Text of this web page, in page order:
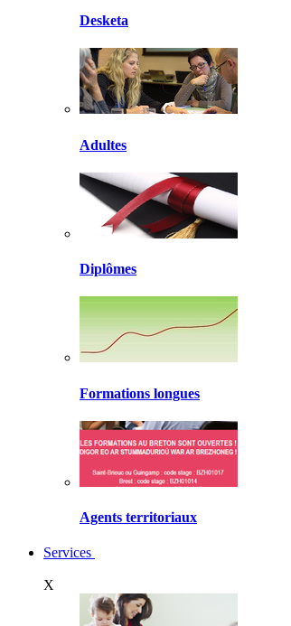
Desketa
Adultes
Diplômes
Formations longues
Agents territoriaux
Services
X